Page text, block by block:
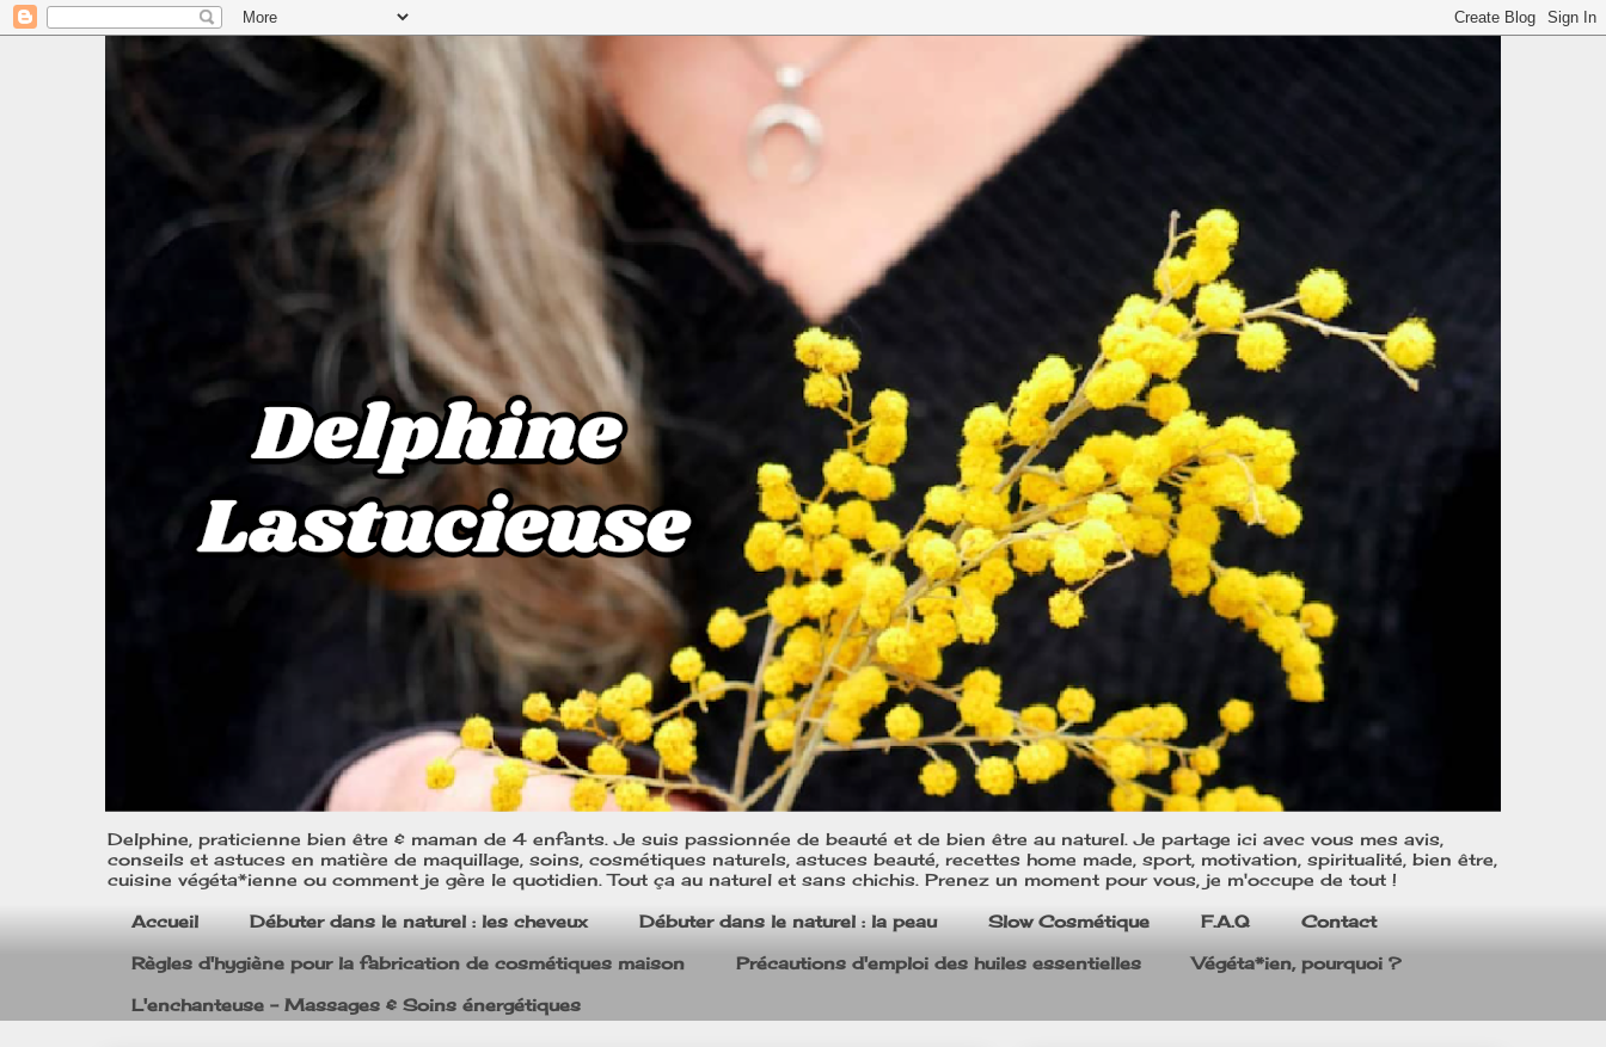
Delphine, praticienne bien être & maman de 4 enfants. Je suis passionnée de beauté et de bien être au naturel. Je partage ici avec vous mes avis,
conseils et astuces en matière de maquillage, soins, cosmétiques naturels, astuces beauté, recettes home made, sport, motivation, spiritualité, bien être,
cuisine végéta*ienne ou comment je gère le quotidien. Tout ça au naturel et sans chichis. Prenez un moment pour vous, je m'occupe de tout !
Accueil Débuter dans le naturel : les cheveux Débuter dans le naturel : la peau Slow Cosmétique F.A.Q Contact
Règles d'hygiène pour la fabrication de cosmétiques maison Précautions d'emploi des huiles essentielles Végéta*ien, pourquoi ?
L'enchanteuse - Massages & Soins énergétiques